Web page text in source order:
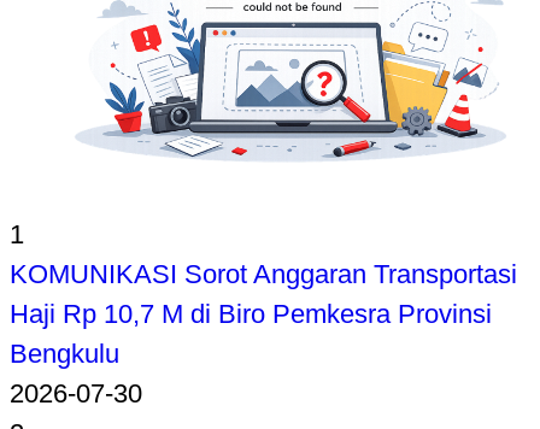
1
KOMUNIKASI Sorot Anggaran Transportasi
Haji Rp 10,7 M di Biro Pemkesra Provinsi
Bengkulu
2026-07-30